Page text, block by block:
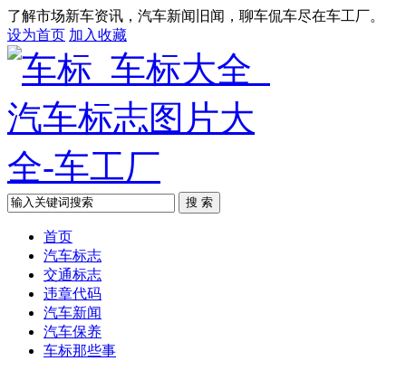
了解市场新车资讯，汽车新闻旧闻，聊车侃车尽在车工厂。
设为首页 加入收藏
搜 索
首页
汽车标志
交通标志
违章代码
汽车新闻
汽车保养
车标那些事